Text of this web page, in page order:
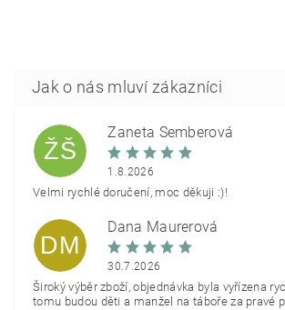
ŽŠ
Žaneta Šemberová
1.8.2026
Velmi rychlé doručení, moc děkuji :)!
DM
Dana Maurerová
30.7.2026
Široký výběr zboží, objednávka byla vyřízena
tomu budou děti a manžel na táboře za pravé